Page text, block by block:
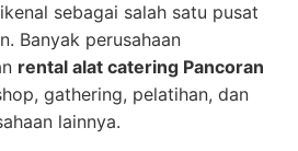
sebagai salah satu pusat
Banyak perusahaan
rental alat catering Pancoran
gathering, pelatihan, dan
lainnya.